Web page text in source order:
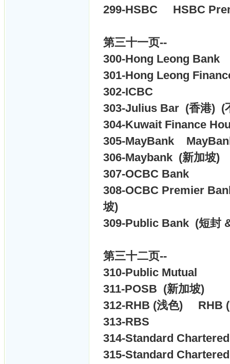
299-HSBC HSBC
第三十一页--
300-Hong Leong Bank
301-Hong Leong
302-ICBC
303-Julius Bar (香港) (
304-Kuwait Finance
305-MayBank
306-Maybank (新加
307-OCBC Bank
308-OCBC Premier
坡)
309-Public Bank (短
第三十二页--
310-Public Mutual
311-POSB (新加坡)
312-RHB (浅色)
313-RBS
314-Standard
315-Standard